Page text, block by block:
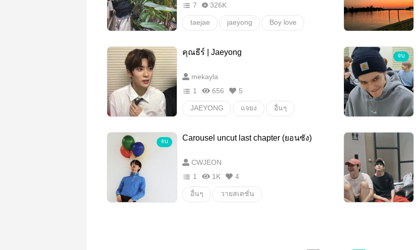
7
326K
taejae ​jaeyong Boy love
คุณธีร์ | Jaeyong
mekayla
1
656 5
JAEYONG แจยง อื่นๆ
จบ
จบ Carousel uncut last chapter (ยอนซัง)
CWJEON
1
1K 4
อื่นๆ วายสเตชั่น